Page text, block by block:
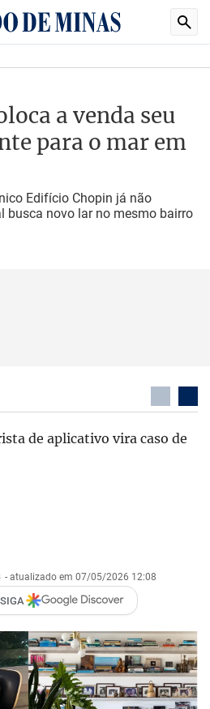
a venda seu
para o mar em
Edifício Chopin já não
busca novo lar no mesmo bairro
de aplicativo vira caso de
- atualizado em 07/05/2026 12:08
SIGA